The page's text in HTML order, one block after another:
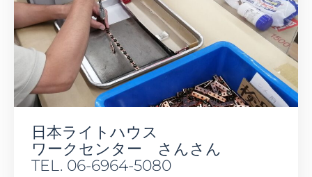
日本ライトハウス
ワークセンター さんさん
TEL. 06-6964-5080